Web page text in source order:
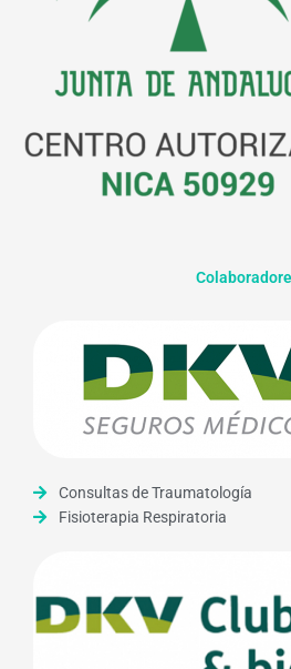
Consultas de Traumatología
Fisioterapia Respiratoria